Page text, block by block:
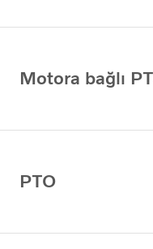
Motora bağlı
PTO